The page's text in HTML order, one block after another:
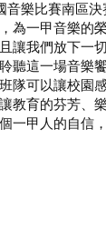
音樂比賽南區
為一甲音樂的
讓我們放下一
聽這一場音樂
隊可以讓校園
教育的芬芳、
一甲人的自信